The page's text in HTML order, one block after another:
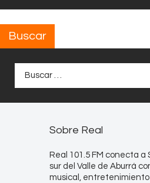
Buscar
Sobre Real
Real 101.5 FM conecta a
sur del Valle de Aburrá
musical,